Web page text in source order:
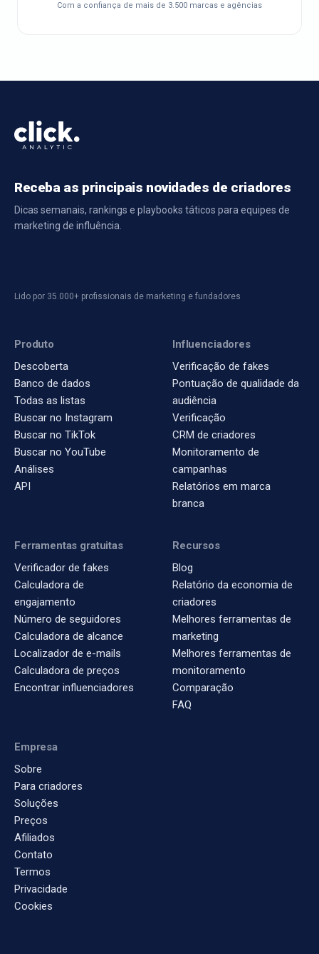
Com a confiança de mais de 3.500 marcas e agências
Receba as principais novidades de criadores
Dicas semanais, rankings e playbooks táticos para equipes de
marketing de influência.
Lido por 35.000+ profissionais de marketing e fundadores
Produto
Descoberta
Banco de dados
Todas as listas
Buscar no Instagram
Buscar no TikTok
Buscar no YouTube
Análises
API
Influenciadores
Verificação de fakes
Pontuação de qualidade da
audiência
Verificação
CRM de criadores
Monitoramento de
campanhas
Relatórios em marca
branca
Ferramentas gratuitas
Verificador de fakes
Calculadora de
engajamento
Número de seguidores
Calculadora de alcance
Localizador de e-mails
Calculadora de preços
Encontrar influenciadores
Recursos
Blog
Relatório da economia de
criadores
Melhores ferramentas de
marketing
Melhores ferramentas de
monitoramento
Comparação
FAQ
Empresa
Sobre
Para criadores
Soluções
Preços
Afiliados
Contato
Termos
Privacidade
Cookies